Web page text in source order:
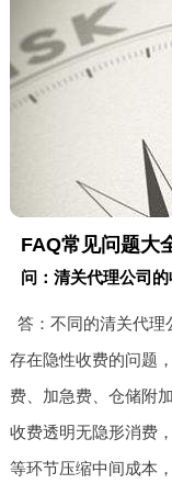
FAQ常见问题大
问：清关代理公司
答：不同的清关代
存在隐性收费的问题
费、加急费、仓储附
收费透明无隐形消费
等环节压缩中间成本